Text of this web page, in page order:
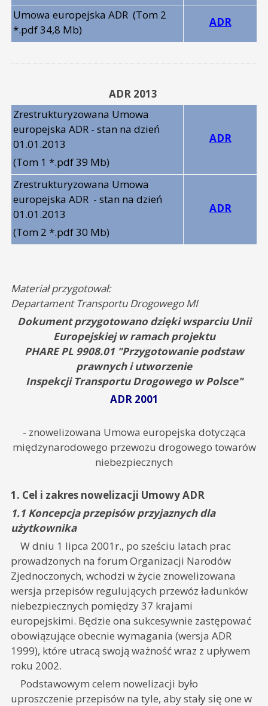
Umowa europejska ADR (Tom 2
*.pdf 34,8 Mb)
ADR
ADR 2013
Zrestrukturyzowana Umowa
europejska ADR - stan na dzień
01.01.2013
(Tom 1 *.pdf 39 Mb)
ADR
Zrestrukturyzowana Umowa
europejska ADR - stan na dzień
01.01.2013
(Tom 2 *.pdf 30 Mb)
ADR
Materiał przygotował:
Departament Transportu Drogowego MI
Dokument przygotowano dzięki wsparciu Unii
Europejskiej w ramach projektu
PHARE PL 9908.01 "Przygotowanie podstaw
prawnych i utworzenie
Inspekcji Transportu Drogowego w Polsce"
ADR 2001
- znowelizowana Umowa europejska dotycząca
międzynarodowego przewozu drogowego towarów
niebezpiecznych
1. Cel i zakres nowelizacji Umowy ADR
1.1 Koncepcja przepisów przyjaznych dla
użytkownika
W dniu 1 lipca 2001r., po sześciu latach prac
prowadzonych na forum Organizacji Narodów
Zjednoczonych, wchodzi w życie znowelizowana
wersja przepisów regulujących przewóz ładunków
niebezpiecznych pomiędzy 37 krajami
europejskimi. Będzie ona sukcesywnie zastępować
obowiązujące obecnie wymagania (wersja ADR
1999), które utracą swoją ważność wraz z upływem
roku 2002.
Podstawowym celem nowelizacji było
uproszczenie przepisów na tyle, aby stały się one w